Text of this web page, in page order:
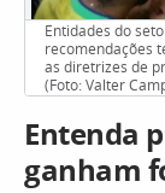
Entidades do
recomendações
as diretrizes de
(Foto: Valter
Entenda
ganham